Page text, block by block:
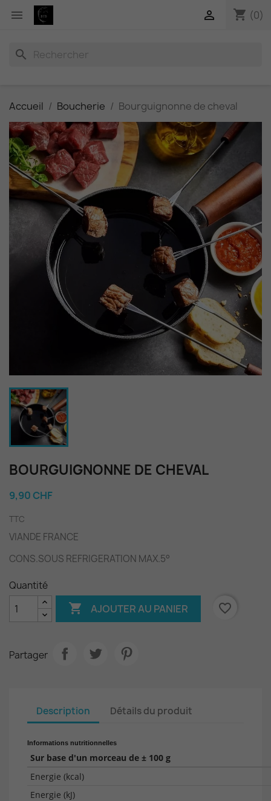
 shopping_cart (0)

search
Accueil Boucherie Bourguignonne de cheval
BOURGUIGNONNE DE CHEVAL
9,90 CHF
TTC
VIANDE FRANCE
CONS.SOUS REFRIGERATION MAX.5°
Quantité
 AJOUTER AU PANIER favorite_border
Partager
Description Détails du produit
Informations nutritionnelles
Sur base d'un morceau de ± 100 g
Energie (kcal)
Energie (kJ)